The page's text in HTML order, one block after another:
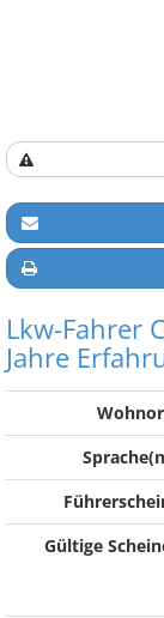
Lkw-Fahrer
Jahre
Gültige